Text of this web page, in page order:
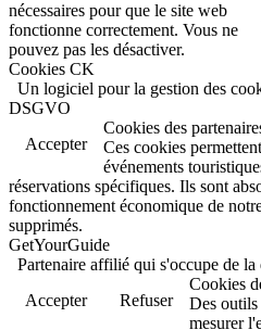
nécessaires pour que le site web
fonctionne correctement. Vous ne
pouvez pas les désactiver.
Cookies CK
Un logiciel pour la gestion des
DSGVO
Accepter
Cookies des
Ces cookies
événements
réservations spécifiques. Ils sont
fonctionnement économique de
supprimés.
GetYourGuide
Partenaire affilié qui s'occupe de
Accepter
Refuser
Cookies
Des outils
mesurer